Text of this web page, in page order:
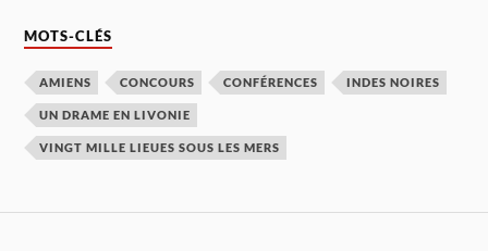
MOTS-CLÉS
AMIENS CONCOURS CONFÉRENCES INDES NOIRES
UN DRAME EN LIVONIE
VINGT MILLE LIEUES SOUS LES MERS